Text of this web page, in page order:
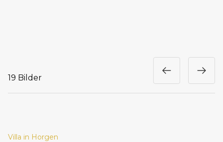
19 Bilder
Villa in Horgen